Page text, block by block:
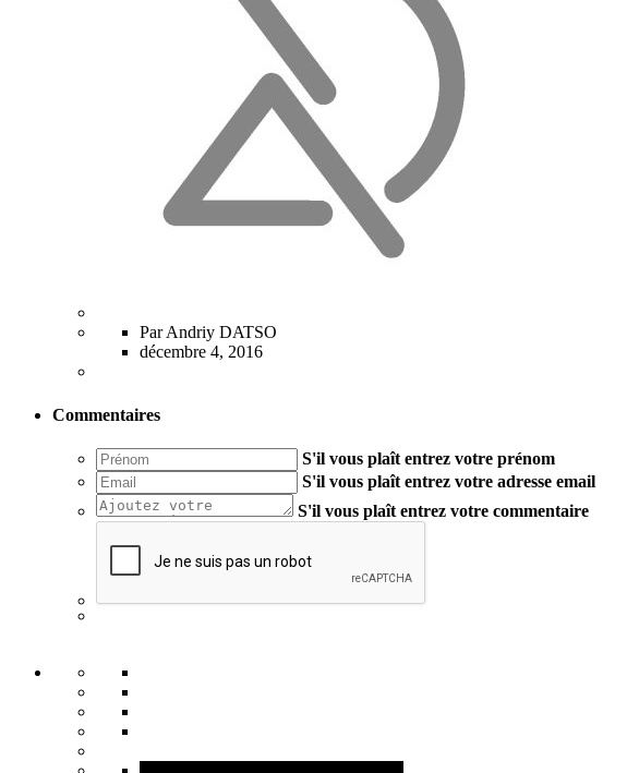
Par Andriy DATSO
décembre 4, 2016
Commentaires
S'il vous plaît entrez votre prénom
S'il vous plaît entrez votre adresse email
S'il vous plaît entrez votre commentaire